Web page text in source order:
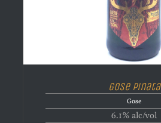
Gose Pinata
Gose
6.1% alc/vol